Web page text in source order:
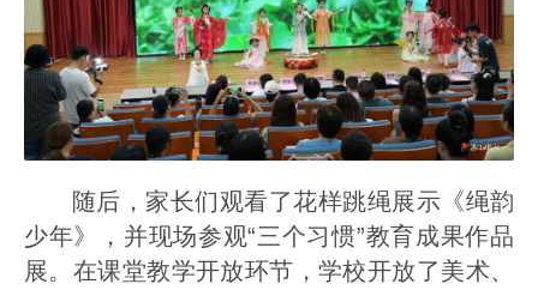
随后，家长们观看了花样跳绳展示《绳韵
少年》，并现场参观“三个习惯”教育成果作品
展。在课堂教学开放环节，学校开放了美术、